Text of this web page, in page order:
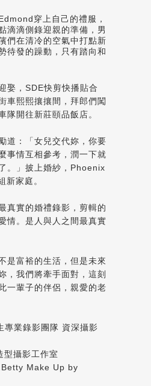
穿上自己的禮服，
滴滴側錄迎親的準備，男
們在清冷的空氣中打點新
待發的躁動，只有踏向和
娶，SDE快剪快播貼合
車熙熙攘攘間，拜郎們闖
隊開往新莊頤品飯店。
道：「女兒交代妳，你要
事情互相參考，潤一下就
。」披上婚紗，Phoenix
新家庭。
真實的婚禮錄影，剪輯的
情。是人與人之間最真實
是富裕的生活，但是未來
，我們將牽手面對，這刻
一輩子的伴侶，親愛的老
專業錄影團隊 資深攝影
型攝影工作室
Make Up by